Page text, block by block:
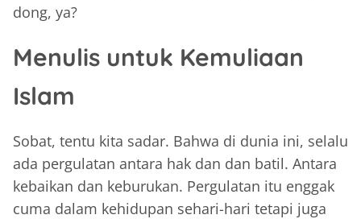
dong, ya?
Menulis untuk Kemuliaan
Islam
Sobat, tentu kita sadar. Bahwa di dunia ini, selalu
ada pergulatan antara hak dan dan batil. Antara
kebaikan dan keburukan. Pergulatan itu enggak
cuma dalam kehidupan sehari-hari tetapi juga